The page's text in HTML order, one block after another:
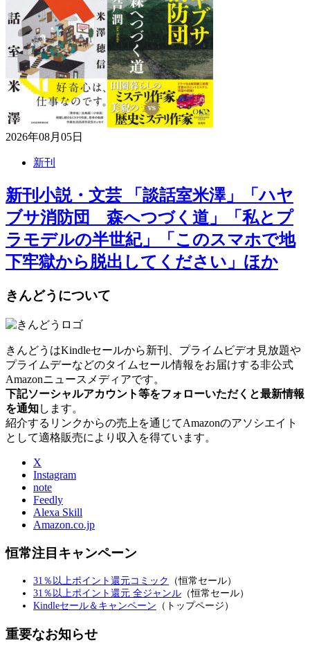
2026年08月05日
新刊
新刊小説・文芸 「談話室米澤」「ハヤ
ブサ消防団 森へつづく道」「私とプ
ラモデルの半世紀」「このスマホで地
下牢獄から脱出してください」ほか
きんどうについて
きんどうはKindleセールから新刊、プライムビデオ見放題や
プライムデーなどのタイムセール情報をお届けする非公式
Amazonニュースメディアです。
下記ソーシャルアカウント等をフォローいただくと最新情報
を通知します。
紹介するリンクからの売上を通じてAmazonのアソシエイト
として適格販売により収入を得ています。
X
Instagram
note
Feedly
Alexa Skill
Amazon.co.jp
恒常注目キャンペーン
31％以上ポイント還元コミック
（恒常セール）
31％以上ポイント還元 全ジャンル （恒常セール）
Kindleセール＆キャンペーン （トップページ）
重要なお知らせ